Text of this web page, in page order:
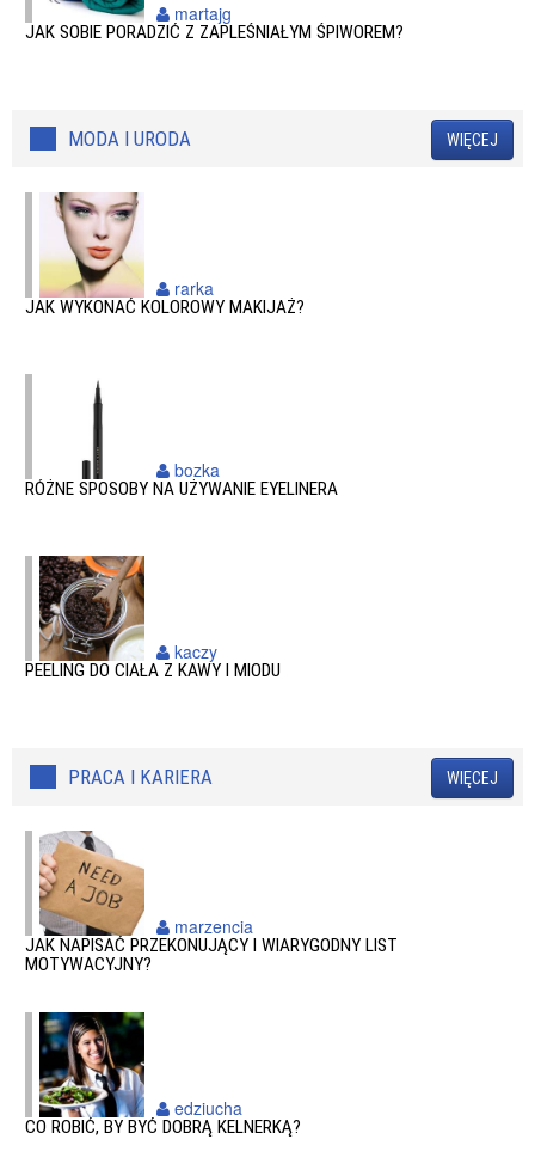
JAK SOBIE PORADZIĆ Z ZAPLEŚNIAŁYM ŚPIWOREM?
martajg
MODA I URODA WIĘCEJ
JAK WYKONAĆ KOLOROWY MAKIJAŻ?
rarka
RÓŻNE SPOSOBY NA UŻYWANIE EYELINERA
bozka
PEELING DO CIAŁA Z KAWY I MIODU
kaczy
PRACA I KARIERA WIĘCEJ
JAK NAPISAĆ PRZEKONUJĄCY I WIARYGODNY LIST
MOTYWACYJNY?
marzencia
CO ROBIĆ, BY BYĆ DOBRĄ KELNERKĄ?
edziucha